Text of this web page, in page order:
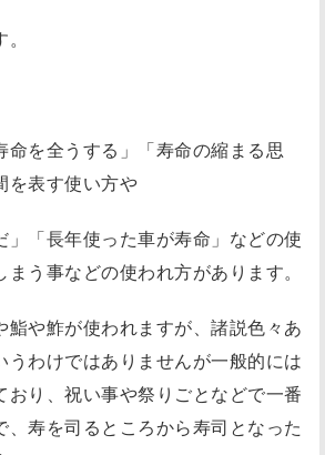
命を全うする」「寿命の縮まる思
を表す使い方や
」「長年使った車が寿命」などの使
う事などの使われ方があります。
鮨や鮓が使われますが、諸説色々あ
うわけではありませんが一般的には
おり、祝い事や祭りごとなどで一番
寿を司るところから寿司となった